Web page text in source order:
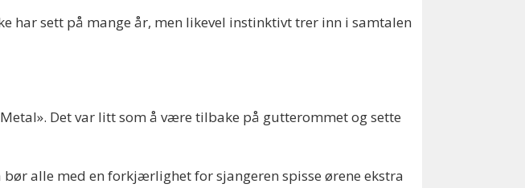
har sett på mange år, men likevel instinktivt trer inn i samtalen
Det var litt som å være tilbake på gutterommet og sette
alle med en forkjærlighet for sjangeren spisse ørene ekstra